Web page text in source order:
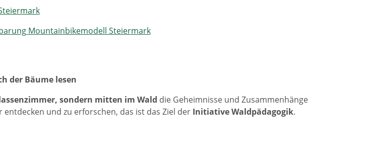
Mountainbikemodell Steiermark
der Bäume lesen
sondern mitten im Wald die Geheimnisse und Zusammenhänge
entdecken und zu erforschen, das ist das Ziel derInitiative Waldpädagogik.